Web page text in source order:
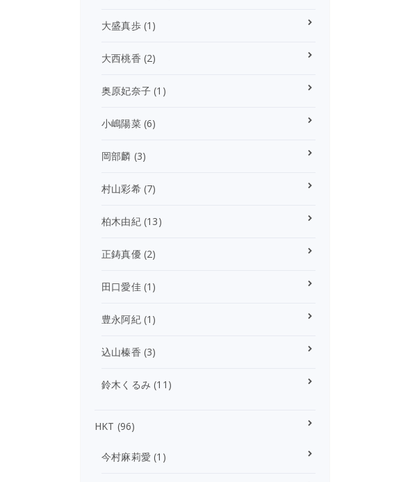
大盛真歩(1)
大西桃香 (2)
奥原妃奈子 (1)
小嶋陽菜(6)
岡部麟 (3)
村山彩希(7)
柏木由紀(13)
正鋳真優(2)
田口愛佳(1)
豊永阿紀(1)
込山榛香 (3)
鈴木くるみ (11)
HKT (96)
今村麻莉愛 (1)